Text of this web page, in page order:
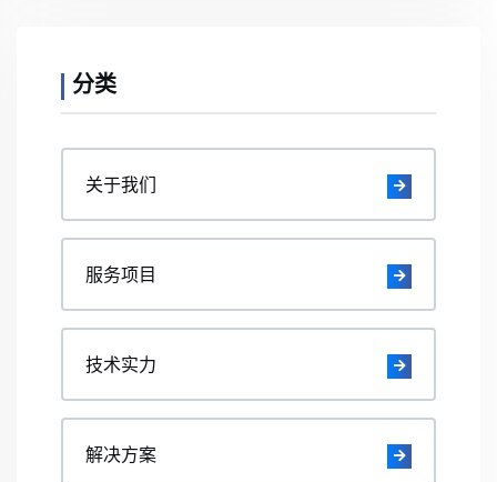
分类
关于我们
服务项目
技术实力
解决方案